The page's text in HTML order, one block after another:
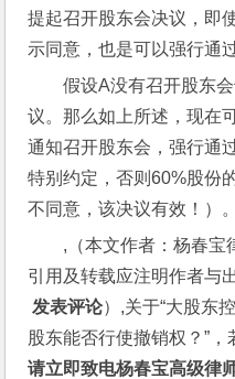
提起召开股东会决议，即
示同意，也是可以强行通
假设A没有召开股东
议。那么如上所述，现在
通知召开股东会，强行通
特别约定，否则60%股份
不同意，该决议有效！）。
,（本文作者：杨春宝
引用及转载应注明作者与
发表评论）,关于“大股东
股东能否行使撤销权？”，
请立即致电杨春宝高级律